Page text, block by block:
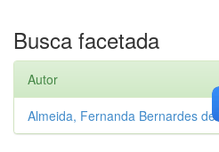
Busca facetada
Autor
Almeida, Fernanda Bernardes de